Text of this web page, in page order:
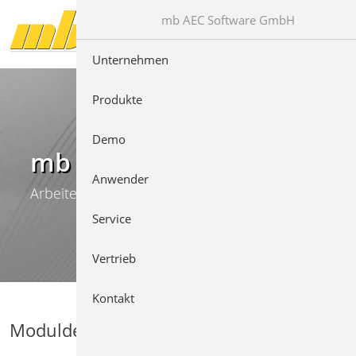
Direkt zur Hauptnavigation springen
Direkt zum Inhalt springen
mb WorkSuite
Arbeiten mit Komfort
Moduldetails
mb AEC Software GmbH
Unternehmen
Produkte
Demo
Anwender
Service
Vertrieb
Kontakt